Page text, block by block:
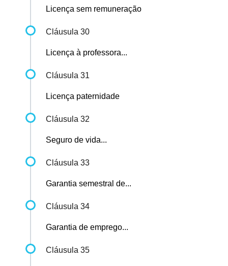
Licença sem remuneração
Cláusula 30
Licença à professora...
Cláusula 31
Licença paternidade
Cláusula 32
Seguro de vida...
Cláusula 33
Garantia semestral de...
Cláusula 34
Garantia de emprego...
Cláusula 35